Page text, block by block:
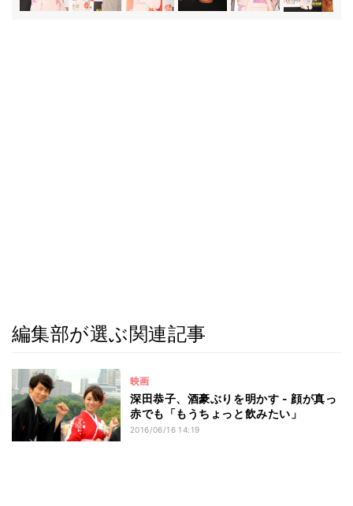
編集部が選ぶ関連記事
映画
深田恭子、酒豪ぶりを明かす - 顔が真っ
赤でも「もうちょっと飲みたい」
2016/06/16 14:19